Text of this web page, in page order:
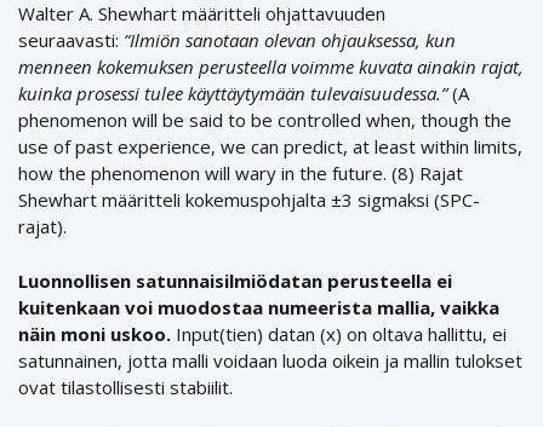
Walter A. Shewhart määritteli ohjattavuuden
seuraavasti: ”Ilmiön sanotaan olevan ohjauksessa, kun
menneen kokemuksen perusteella voimme kuvata ainakin rajat,
kuinka prosessi tulee käyttäytymään tulevaisuudessa.”(A
phenomenon will be said to be controlled when, though the
use of past experience, we can predict, at least within limits,
how the phenomenon will wary in the future. (8) Rajat
Shewhart määritteli kokemuspohjalta ±3 sigmaksi (SPC-
rajat).
Luonnollisen satunnaisilmiödatan perusteella ei
kuitenkaan voi muodostaa numeerista mallia, vaikka
näin moni uskoo. Input(tien) datan (x) on oltava hallittu, ei
satunnainen, jotta malli voidaan luoda oikein ja mallin tulokset
ovat tilastollisesti stabiilit.